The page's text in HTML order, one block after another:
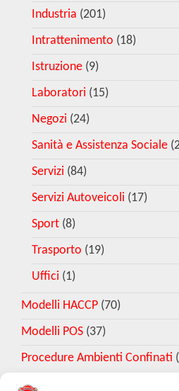
Industria (201)
Intrattenimento (18)
Istruzione (9)
Laboratori (15)
Negozi (24)
Sanità e Assistenza Sociale
Servizi (84)
Servizi Autoveicoli (17)
Sport (8)
Trasporto (19)
Uffici (1)
Modelli HACCP (70)
Modelli POS (37)
Procedure Ambienti Confinati